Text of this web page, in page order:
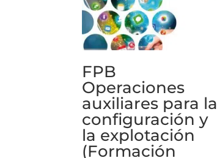
FPB
Operaciones
auxiliares para la
configuración y
la explotación
(Formación